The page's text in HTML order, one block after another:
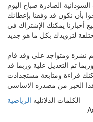
الصادرة صباح اليوم
اليوم نرجوا بأن نكون قد وفقنا بإعطائك
أخبارنا يمكنك الإشتراك في
نشرة ومتواجد على وقد قام
تم التعديل علية وربما قد
قراءة ومتابعة مستجدادت
الكلمات الدلائليه الرياضية